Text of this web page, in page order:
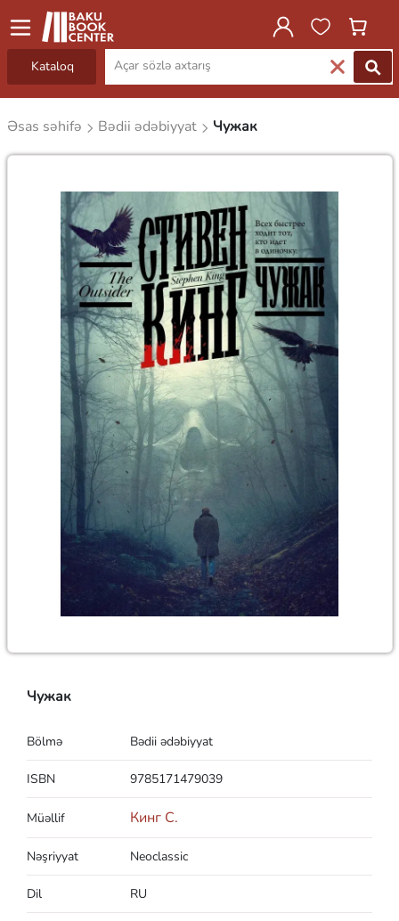
Kataloq
Əsas səhifə Bədii ədəbiyyat Чужак
Чужак
Bölmə Bədii ədəbiyyat
ISBN 9785171479039
Müəllif Кинг С.
Nəşriyyat Neoclassic
Dil RU